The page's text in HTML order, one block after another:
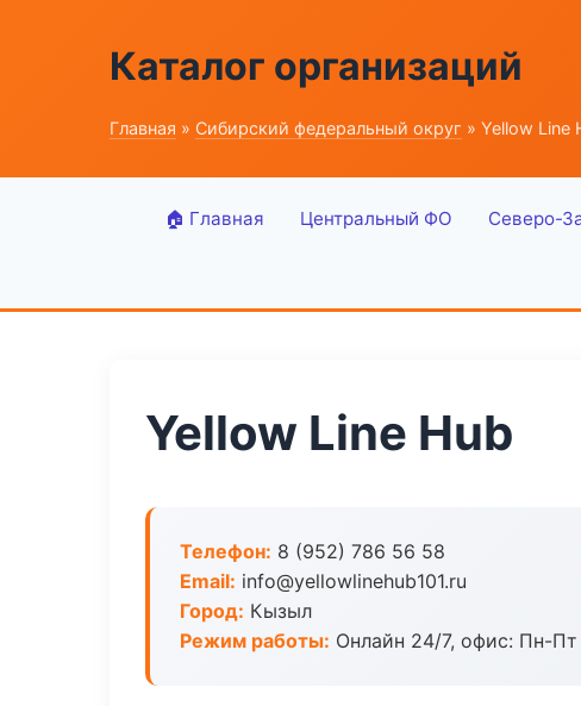
Каталог организаций
Главная » Сибирский федеральный округ » Yellow Line
🏠 Главная Центральный ФО Северо-
Yellow Line Hub
Телефон: 8 (952) 786 56 58
Email: info@yellowlinehub101.ru
Город: Кызыл
Режим работы: Онлайн 24/7, офис: Пн-Пт